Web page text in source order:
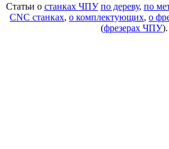
Статьи о станках ЧПУ по дереву, по
CNC станках, о комплектующих, о
(фрезерах ЧПУ).